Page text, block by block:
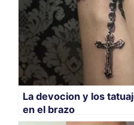
La devocion y los
en el brazo